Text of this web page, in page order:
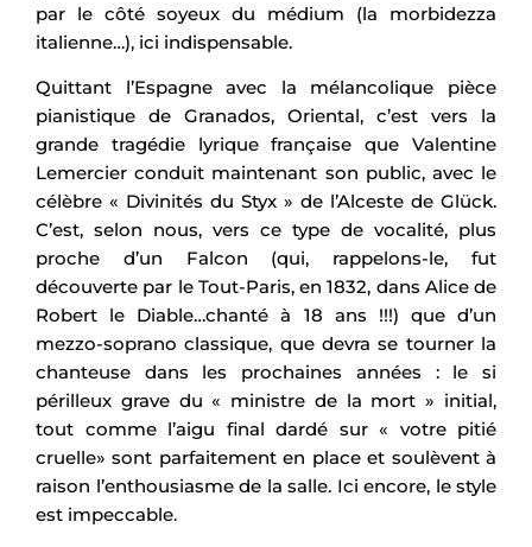
par le côté soyeux du médium (la morbidezza
italienne…), ici indispensable.
Quittant l’Espagne avec la mélancolique pièce
pianistique de Granados, Oriental, c’est vers la
grande tragédie lyrique française que Valentine
Lemercier conduit maintenant son public, avec le
célèbre « Divinités du Styx » de l’Alceste de Glück.
C’est, selon nous, vers ce type de vocalité, plus
proche d’un Falcon (qui, rappelons-le, fut
découverte par le Tout-Paris, en 1832, dans Alice de
Robert le Diable…chanté à 18 ans !!!) que d’un
mezzo-soprano classique, que devra se tourner la
chanteuse dans les prochaines années : le si
périlleux grave du « ministre de la mort » initial,
tout comme l’aigu final dardé sur « votre pitié
cruelle» sont parfaitement en place et soulèvent à
raison l’enthousiasme de la salle. Ici encore, le style
est impeccable.